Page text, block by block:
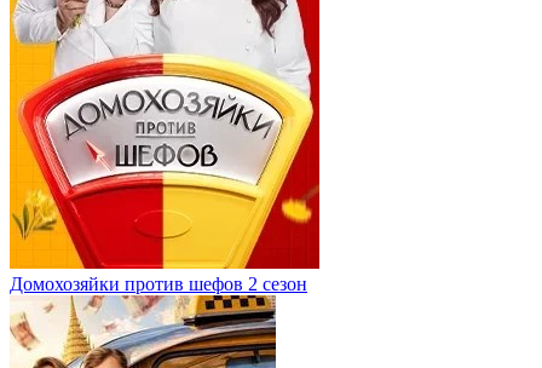
Домохозяйки против шефов 2 сезон